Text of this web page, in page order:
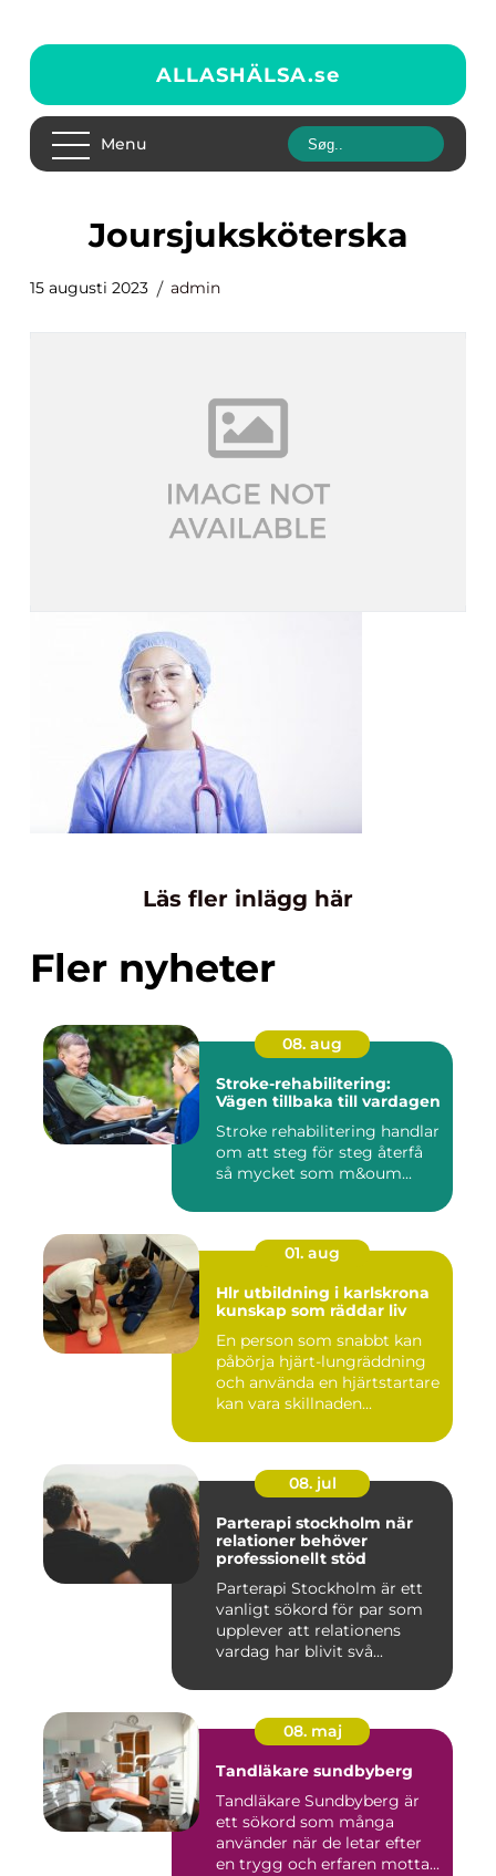
ALLASHÄLSA.se
Menu
joursjuksköterska
15 augusti 2023 admin
Läs fler inlägg här
Fler nyheter
08. aug
Stroke-rehabilitering:
Vägen tillbaka till vardagen
Stroke rehabilitering handlar
om att steg för steg återfå
så mycket som m&oum...
01. aug
Hlr utbildning i karlskrona
kunskap som räddar liv
En person som snabbt kan
påbörja hjärt-lungräddning
och använda en hjärtstartare
kan vara skillnaden...
08. jul
Parterapi stockholm när
relationer behöver
professionellt stöd
Parterapi Stockholm är ett
vanligt sökord för par som
upplever att relationens
vardag har blivit svå...
08. maj
Tandläkare sundbyberg
Tandläkare Sundbyberg är
ett sökord som många
använder när de letar efter
en trygg och erfaren motta...